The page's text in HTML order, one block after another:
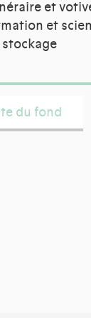
et
et
du fond